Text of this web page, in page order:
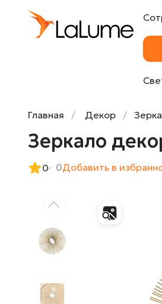
Главная Декор
Зеркало
0 0Добавить в
Зеркало